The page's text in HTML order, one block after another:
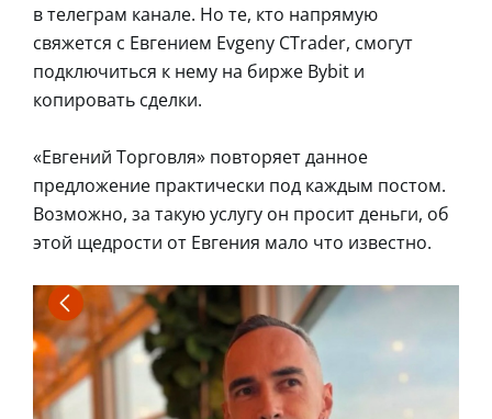
в телеграм канале. Но те, кто напрямую
свяжется с Евгением Evgeny CTrader, смогут
подключиться к нему на бирже Bybit и
копировать сделки.
«Евгений Торговля» повторяет данное
предложение практически под каждым постом.
Возможно, за такую услугу он просит деньги, об
этой щедрости от Евгения мало что известно.